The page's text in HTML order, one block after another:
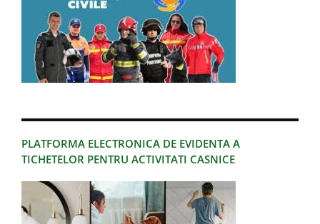
PLATFORMA ELECTRONICA DE EVIDENTA A
TICHETELOR PENTRU ACTIVITATI CASNICE